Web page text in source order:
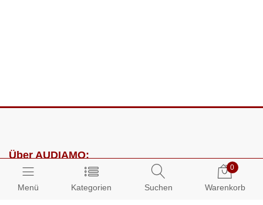
Menü Kategorien Suchen
0
Warenkorb
Über AUDIAMO:
Impressum